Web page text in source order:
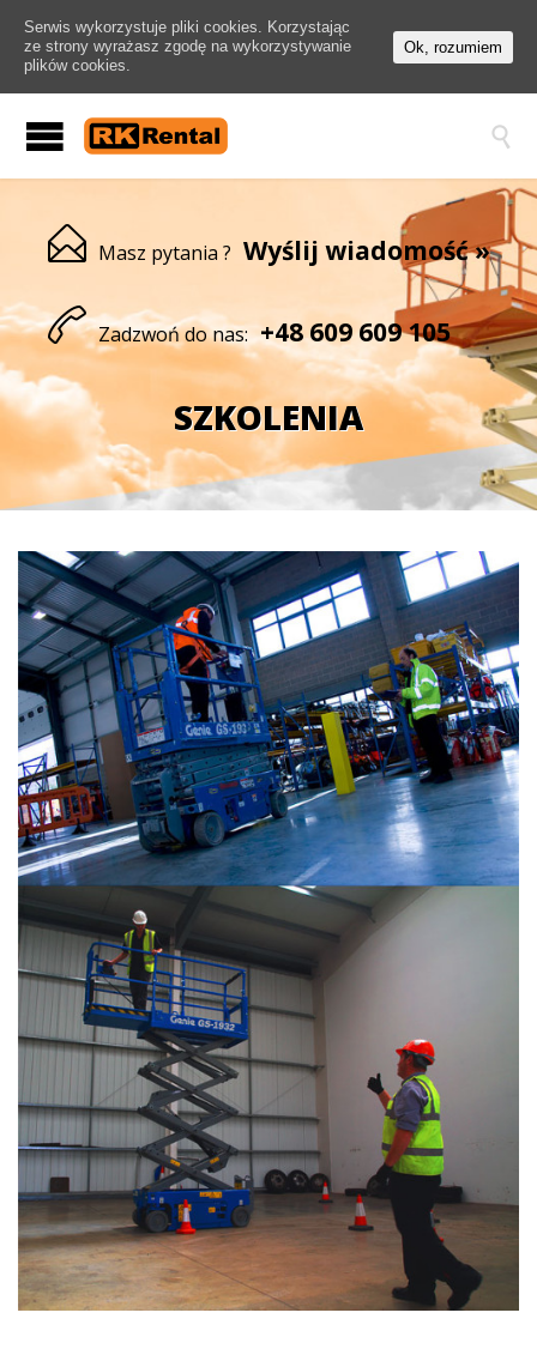

 Masz pytania ? Wyślij wiadomość »
 Zadzwoń do nas: +48609 609 105
SZKOLENIA
Serwis wykorzystuje pliki cookies. Korzystając
ze strony wyrażasz zgodę na wykorzystywanie
plików cookies.
Ok, rozumiem